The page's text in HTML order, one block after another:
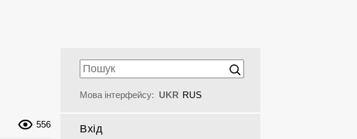
556
Мова інтерфейсу: UKR RUS
Вхід